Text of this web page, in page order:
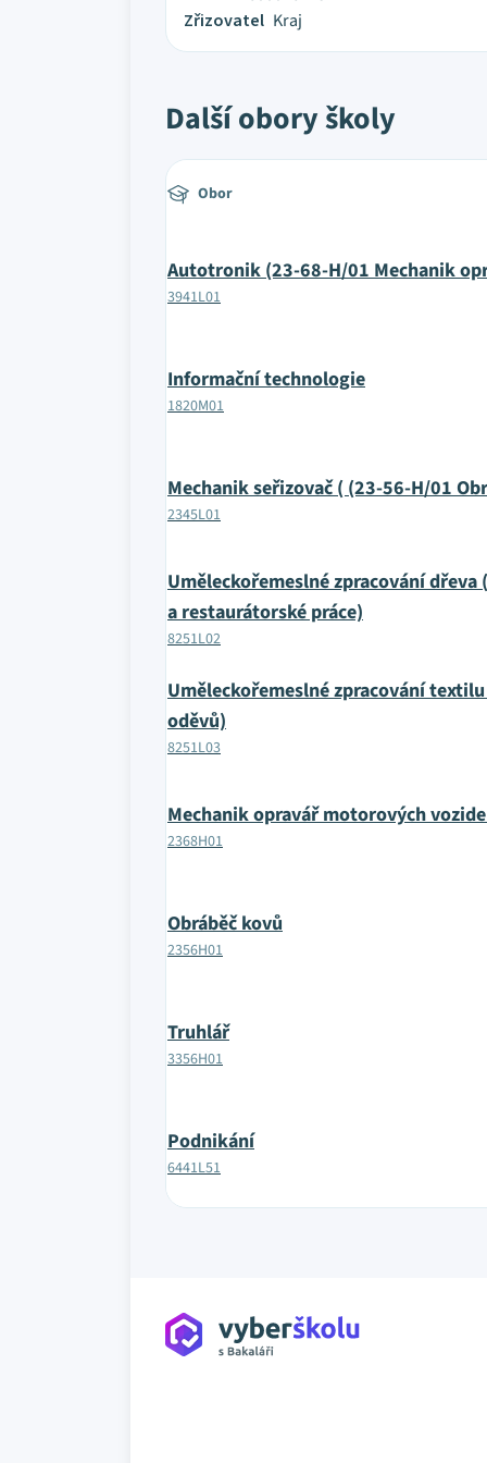
Zřizovatel Kraj
Další obory školy
Obor
Autotronik (23-68-H/01 Mechanik
3941L01
Informační technologie
1820M01
Mechanik seřizovač ( (23-56-H/01
2345L01
Uměleckořemeslné zpracování
a restaurátorské práce)
8251L02
Uměleckořemeslné zpracování
oděvů)
8251L03
Mechanik opravář motorových
2368H01
Obráběč kovů
2356H01
Truhlář
3356H01
Podnikání
6441L51